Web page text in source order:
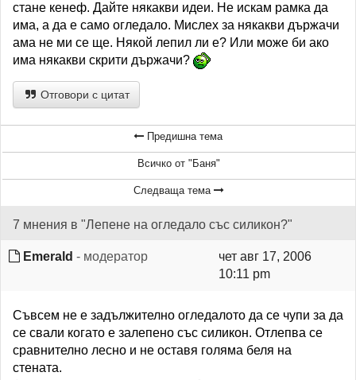
стане кенеф. Дайте някакви идеи. Не искам рамка да
има, а да е само огледало. Мислех за някакви държачи
ама не ми се ще. Някой лепил ли е? Или може би ако
има някакви скрити държачи?
Отговори с цитат
Предишна тема
Всичко от "Баня"
Следваща тема
7 мнения в "Лепене на огледало със силикон?"
Emerald - модератор
чет авг 17, 2006
10:11 pm
Съвсем не е задължително огледалото да се чупи за да
се свали когато е залепено със силикон. Отлепва се
сравнително лесно и не оставя голяма беля на
стената.